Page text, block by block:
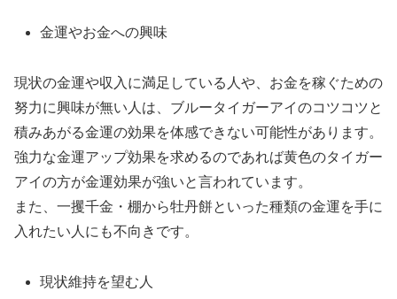
金運やお金への興味
現状の金運や収入に満足している人や、お金を稼ぐための
努力に興味が無い人は、ブルータイガーアイのコツコツと
積みあがる金運の効果を体感できない可能性があります。
強力な金運アップ効果を求めるのであれば黄色のタイガー
アイの方が金運効果が強いと言われています。
また、一攫千金・棚から牡丹餅といった種類の金運を手に
入れたい人にも不向きです。
現状維持を望む人